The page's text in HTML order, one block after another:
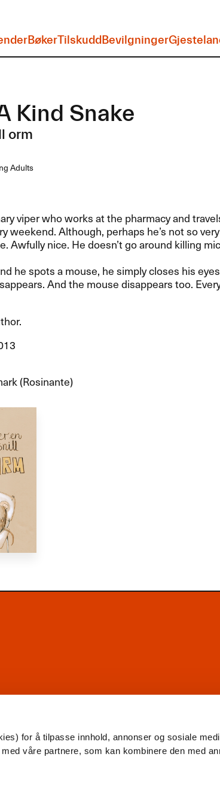
for å tilpasse innhold, annonser og sosiale
våre partnere, som kan kombinere den med
BøkerTilskuddBevilgninger
Kind Snake
orm
Adults
viper who works at the pharmacy and
weekend. Although, perhaps he’s not so
Awfully nice. He doesn’t go around killing
he spots a mouse, he simply closes his
And the mouse disappears too.
(Rosinante)